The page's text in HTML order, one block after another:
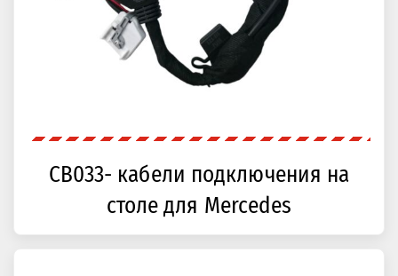
CB033- кабели подключения на
столе для Mercedes